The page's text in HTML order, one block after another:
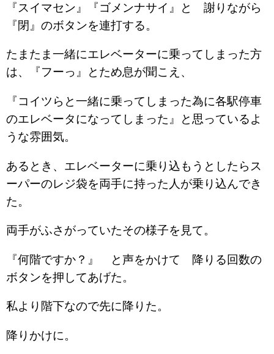
『スイマセン』『ゴメンナサイ』と 謝りながら
『閉』のボタンを連打する。
たまたま一緒にエレベーターに乗ってしまった方
は、『フーっ』とため息が聞こえ、
『コイツらと一緒に乗ってしまった為に各駅停車
のエレベータになってしまった』と思っているよ
うな雰囲気。
あるとき、エレベーターに乗り込もうとしたらス
ーパーのレジ袋を両手に持った人が乗り込んでき
た。
両手がふさがっていたその様子を見て。
『何階ですか？』 と声をかけて 降りる回数の
ボタンを押してあげた。
私より階下なので先に降りた。
降りかけに。